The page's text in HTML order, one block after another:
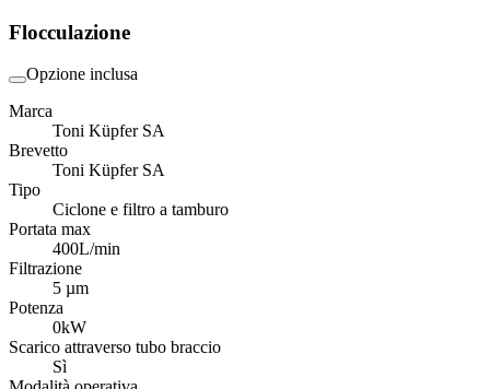
Flocculazione
Opzione inclusa
Marca
Toni Küpfer SA
Brevetto
Toni Küpfer SA
Tipo
Ciclone e filtro a tamburo
Portata max
400L/min
Filtrazione
5 µm
Potenza
0kW
Scarico attraverso tubo braccio
Sì